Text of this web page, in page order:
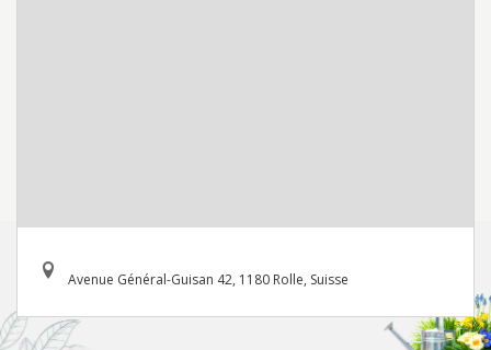
Avenue Général-Guisan 42, 1180 Rolle, Suisse